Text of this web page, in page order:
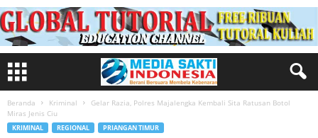
Beranda Kriminal
Gelar Razia, Polres Majalengka Kembali Sita Ratusan Botol
Miras Jenis Ciu
KRIMINAL REGIONAL PRIANGAN TIMUR